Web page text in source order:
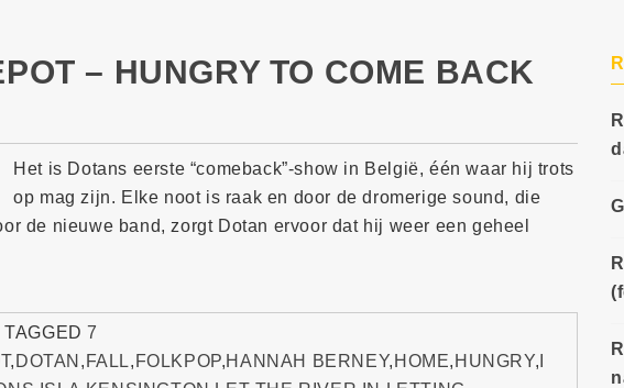
– HUNGRY TO COME BACK
Het is Dotans eerste “comeback”-show in België, één waar hij trots
op mag zijn. Elke noot is raak en door de dromerige sound, die
de nieuwe band, zorgt Dotan ervoor dat hij weer een geheel
TAGGED7
, DOTAN , FALL, FOLKPOP,HANNAH BERNEY, HOME, HUNGRY,